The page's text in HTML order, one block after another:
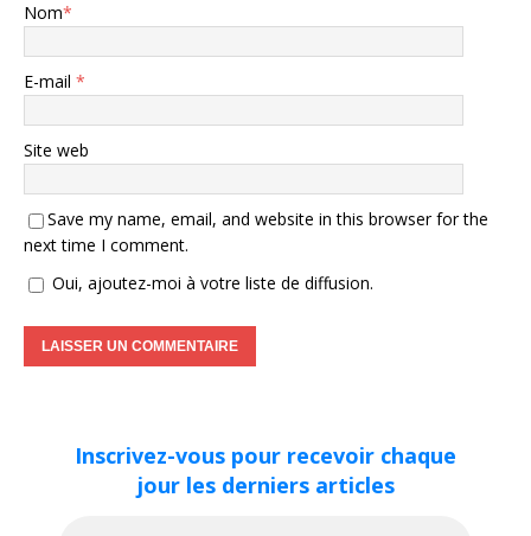
Nom*
E-mail *
Site web
Save my name, email, and website in this browser for the
next time I comment.
Oui, ajoutez-moi à votre liste de diffusion.
Inscrivez-vous pour recevoir chaque
jour les derniers articles